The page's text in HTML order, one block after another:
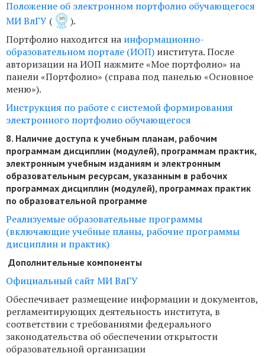
Положение об электронном портфолио обучающегося
МИ ВлГУ (
).
Портфолио находится на информационно-
образовательном портале (ИОП) института. После
авторизации на ИОП нажмите «Мое портфолио» на
панели «Портфолио» (справа под панелью «Основное
меню»).
Инструкция по работе с системой формирования
электронного портфолио обучающегося
8. Наличие доступа к учебным планам, рабочим
программам дисциплин (модулей), программам практик,
электронным учебным изданиям и электронным
образовательным ресурсам, указанным в рабочих
программах дисциплин (модулей), программах практик
по образовательной программе
Реализуемые образовательные программы
(включающие учебные планы, рабочие программы
дисциплин и практик)
Дополнительные компоненты
Официальный сайт МИ ВлГУ
Обеспечивает размещение информации и документов,
регламентирующих деятельность института, в
соответствии с требованиями федерального
законодательства об обеспечении открытости
образовательной организации